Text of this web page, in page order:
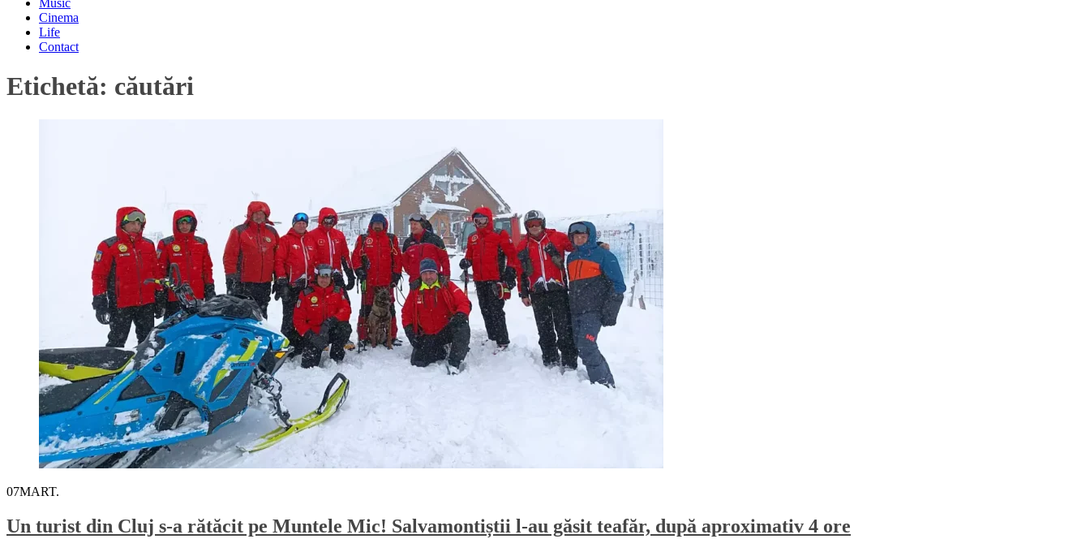
Music
Cinema
Life
Contact
Etichetă: căutări
07MART.
Un turist din Cluj s-a rătăcit pe Muntele Mic! Salvamontiștii l-au găsit teafăr, după aproximativ 4 ore